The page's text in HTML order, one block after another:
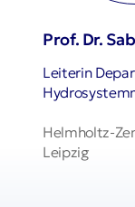
Prof. Dr.
Leiterin
Helmholtz-
Leipzig